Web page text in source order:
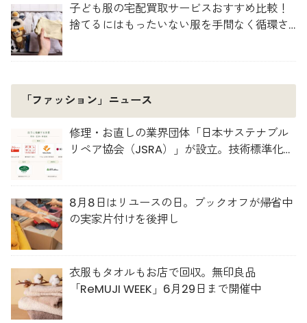
子ども服の宅配買取サービスおすすめ比較！
捨てるにはもったいない服を手間なく循環さ
「ファッション」ニュース
修理・お直しの業界団体「日本サステナブル
リペア協会（JSRA）」が設立。技術標準化や
8月8日はリユースの日。ブックオフが帰省中
の実家片付けを後押し
衣服もタオルもお店で回収。無印良品
「ReMUJI WEEK」6月29日まで開催中